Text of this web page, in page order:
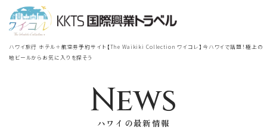
ハワイ旅行 ホテル＋航空券予約サイト【The Waikiki Collection ワイコレ】今ハワイで話題！極上の
地ビールからお気に入りを探そう
News
ハワイの最新情報
TOP
ロイヤルハワイアンラグジュアリー
宿泊 ＋ 航空券
シェラトン・ワイキキ・ビーチリ
到着地